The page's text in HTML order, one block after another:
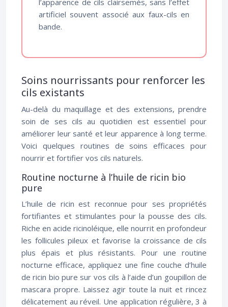
l’apparence de cils clairsemés, sans l’effet
artificiel souvent associé aux faux-cils en
bande.
Soins nourrissants pour renforcer les
cils existants
Au-delà du maquillage et des extensions, prendre
soin de ses cils au quotidien est essentiel pour
améliorer leur santé et leur apparence à long terme.
Voici quelques routines de soins efficaces pour
nourrir et fortifier vos cils naturels.
Routine nocturne à l’huile de ricin bio
pure
L’huile de ricin est reconnue pour ses propriétés
fortifiantes et stimulantes pour la pousse des cils.
Riche en acide ricinoléique, elle nourrit en profondeur
les follicules pileux et favorise la croissance de cils
plus épais et plus résistants. Pour une routine
nocturne efficace, appliquez une fine couche d’huile
de ricin bio pure sur vos cils à l’aide d’un goupillon de
mascara propre. Laissez agir toute la nuit et rincez
délicatement au réveil. Une application régulière, 3 à